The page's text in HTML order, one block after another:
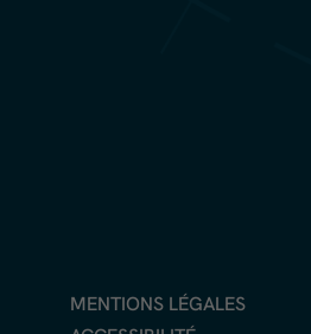
MENTIONS LÉGALES